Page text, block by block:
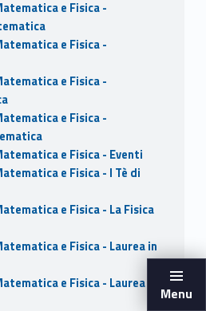
Menu
e Fisica -
e Fisica -
e Fisica -
e Fisica -
e Fisica - Eventi
e Fisica - I Tè di
e Fisica - La Fisica
e Fisica - Laurea in
e Fisica - Laurea in